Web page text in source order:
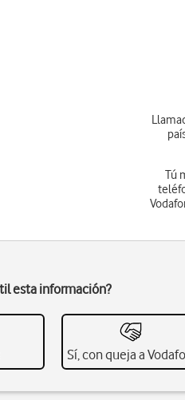
Tú
esta información?
Sí, con queja a